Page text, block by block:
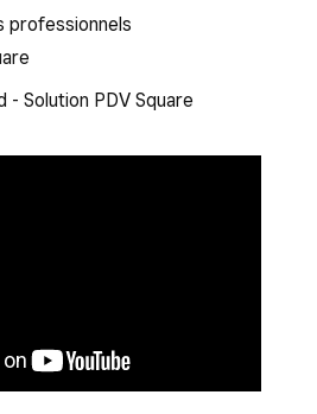
professionnels
- Solution PDV Square